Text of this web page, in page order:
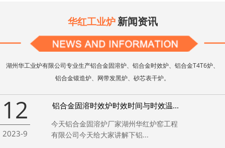
华红工业炉新闻资讯
湖州华工业炉有限公司专业生产铝合金固溶炉、铝合金时效炉、铝合金T4T6炉、
铝合金锻造炉、网带发黑炉、砂芯表干炉。
12
2023-9
铝合金固溶时效炉时效时间与时效温...
今天铝合金固溶炉厂家湖州华红炉窑工程
有限公司今天给大家讲解下铝...